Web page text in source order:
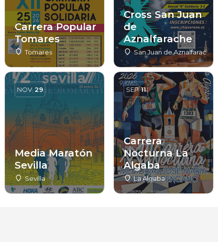
Carrera Popular
Tomares
Tomares
Cross San Juan
de
Aznalfarache
San Juan de Aznalfarache
Media Maratón
Sevilla
Sevilla
NOV 29
Carrera
Nocturna La
Algaba
La Algaba
SEP 11